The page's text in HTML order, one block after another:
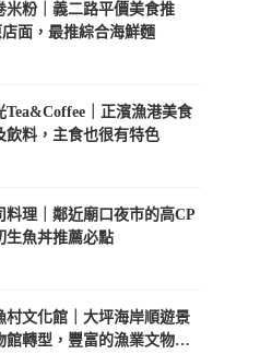
米粉｜義二路平價美食推
面，最推綜合海鮮麵
｜正濱漁港美食
飲料，主食也很有特色
料理｜鄰近廟口夜市的高CP
生魚丼推薦必點
村文化館｜大坪海岸順遊景
館轉型，豐富的漁業文物，